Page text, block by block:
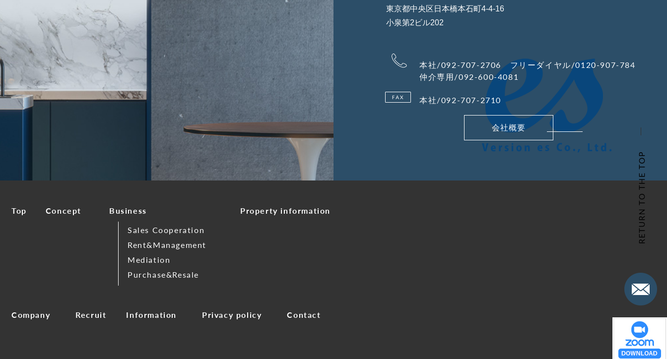
東京都中央区日本橋本石町4-4-16
小泉第2ビル202
本社/092-707-2706 フリーダイヤル/0120-907-784
仲介専用/092-600-4081
本社/092-707-2710
会社概要
Top Concept
Business
Sales Cooperation
Rent&Management
Mediation
Purchase&Resale
Property information
Company Recruit Information Privacy policy Contact